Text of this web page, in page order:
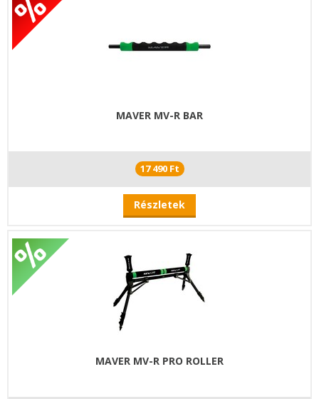
MAVER MV-R BAR
17 490 Ft
Részletek
MAVER MV-R PRO ROLLER